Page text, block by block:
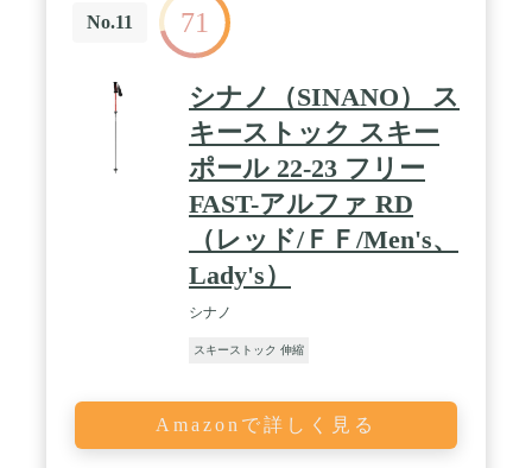
No.11 71
シナノ（SINANO） ス
キーストック スキー
ポール 22-23 フリー
FAST-アルファ RD
（レッド/ＦＦ/Men's、
Lady's）
シナノ
スキーストック 伸縮
Amazonで詳しく見る